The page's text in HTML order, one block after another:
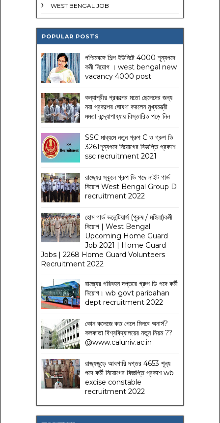
WEST BENGAL JOB
POPULAR POSTS
পশ্চিমবঙ্গে শিল্প ইউনিটে 4000 শূন্যপদে
কর্মী নিয়োগ । west bengal new
vacancy 4000 post
কন্যাশ্রীর প্রকল্পের মতো ছেলেদের জন্য
নয়া প্রকল্পের ঘোষণা করলেন মুখ্যমন্ত্রী
মমতা বন্দ্যোপাধ্যায় বিস্তারিত পড়ে নিন
SSC মাধ্যমে নতুন গ্রুপ C ও গ্রুপ ডি
3261শূন্যপদে নিয়োগের বিজ্ঞপ্তি প্রকাশ
ssc recruitment 2021
রাজ্যের স্কুলে গ্রুপ ডি পদে নাইট গার্ড
নিয়োগ West Bengal Group D
recruitment 2022
হোম গার্ড ভলেন্টিয়ার্স (পুরুষ / মহিলা)কর্মী
নিয়োগ | West Bengal
Upcoming Home Guard
Job 2021 | Home Guard
Jobs | 2268 Home Guard Volunteers
Recruitment 2022
রাজ্যের পরিবহন দপ্তরে গ্রুপ ডি পদে কর্মী
নিয়োগ। wb govt paribahan
dept recruitment 2022
কোন কলেজে কত পেলে মিলবে অনার্স?
কলকাতা বিশ্ববিদ্যালয়ের নতুন নিয়ম??
@www.caluniv.ac.in
রাজ্যজুড়ে আবগারি দপ্তর 4653 শূন্য
পদে কর্মী নিয়োগের বিজ্ঞপ্তি প্রকাশ wb
excise constable
recruitment 2022